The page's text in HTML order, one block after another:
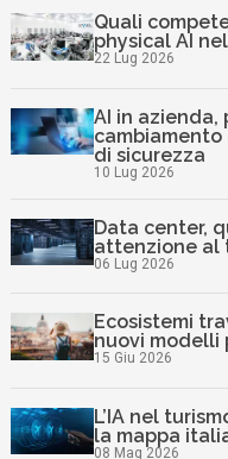
Quali
physical AI
22 Lug 2026
AI in azienda,
cambiamento
di sicurezza
10 Lug 2026
Data center,
attenzione al
06 Lug 2026
Ecosistemi
nuovi modelli
15 Giu 2026
L’IA nel
la mappa
08 Mag 2026